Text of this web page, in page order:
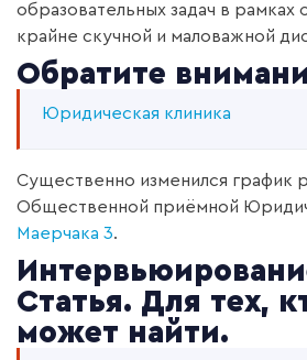
образовательных задач в
крайне скучной и маловажной
Обратите
Юридическая клиника
Существенно изменился график
Общественной приёмной
Маерчака 3.
Статья. Для тех,
может найти.